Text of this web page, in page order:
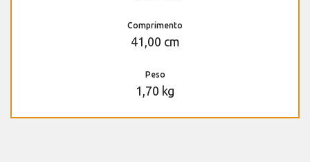
Comprimento
41,00 cm
Peso
1,70 kg